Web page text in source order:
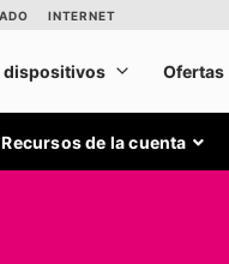
Recursos de la cuenta